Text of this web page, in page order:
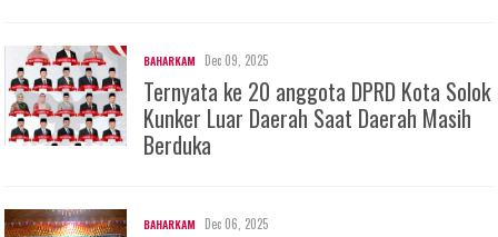
BAHARKAM Dec 09, 2025
Ternyata ke 20 anggota DPRD Kota Solok
Kunker Luar Daerah Saat Daerah Masih
Berduka
BAHARKAM Dec 06, 2025